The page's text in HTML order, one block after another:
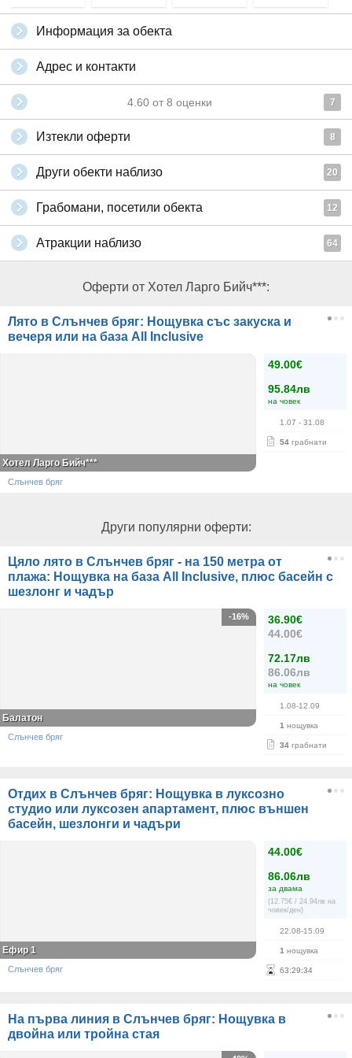
Информация за обекта
Адрес и контакти
4.60 от 8 оценки 7
Изтекли оферти 8
Други обекти наблизо 20
Грабомани, посетили обекта 12
Атракции наблизо 64
Оферти от Хотел Ларго Бийч***:
Лято в Слънчев бряг: Нощувка със закуска и
вечеря или на база All Inclusive
49.00€
95.84лв
на човек
1.07 - 31.08
54 грабнати
Хотел Ларго Бийч***
Слънчев бряг
Други популярни оферти:
Цяло лято в Слънчев бряг - на 150 метра от
плажа: Нощувка на база All Inclusive, плюс басейн с
шезлонг и чадър
36.90€
44.00€
72.17лв
86.06лв
на човек
1.08-12.09
1 нощувка
34 грабнати
-16%
Балатон
Слънчев бряг
Отдих в Слънчев бряг: Нощувка в луксозно
студио или луксозен апартамент, плюс външен
басейн, шезлонги и чадъри
44.00€
86.06лв
за двама
(12.75€ / 24.94лв на
човек/ден)
22.08-15.09
1 нощувка
63:29:34
Ефир 1
Слънчев бряг
На първа линия в Слънчев бряг: Нощувка в
двойна или тройна стая